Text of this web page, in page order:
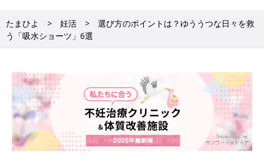
たまひよ 妊活
選び方のポイントは？ゆううつな日々を救
う「吸水ショーツ」6選